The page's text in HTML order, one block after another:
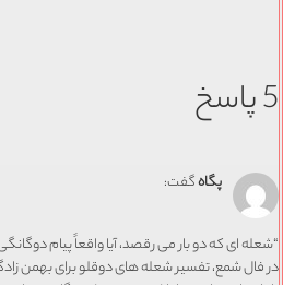
5 پاسخ
پگاه گفت:
“شعله ای که دو بار می رقصد، آیا واقعاً پیام
در فال شمع، تفسیر شعله های دوقلو برای بهمن